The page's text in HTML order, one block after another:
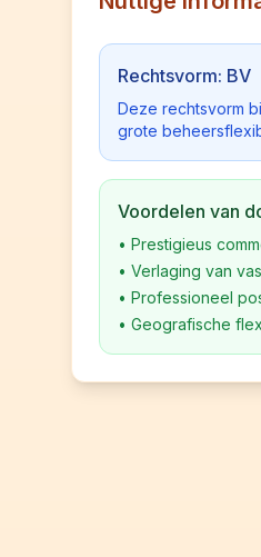
Rechtsvorm: BV
Deze rechtsvorm
grote
Voordelen van
• Prestigieus
• Verlaging van
• Professioneel
• Geografische